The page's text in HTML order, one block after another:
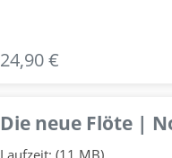
24,90 €
Die neue Flöte |
Laufzeit: (11 MB)